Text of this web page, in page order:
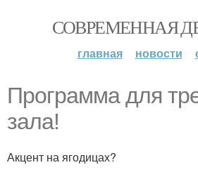
СОВРЕМЕННАЯ
главная новости
Программа для
зала!
Акцент на ягодицах?